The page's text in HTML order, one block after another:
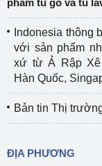
phẩm tủ gỗ và tủ
Indonesia thông
với sản phẩm
xứ từ Ả Rập Xê
Hàn Quốc,
Bản tin Thị
ĐỊA PHƯƠNG